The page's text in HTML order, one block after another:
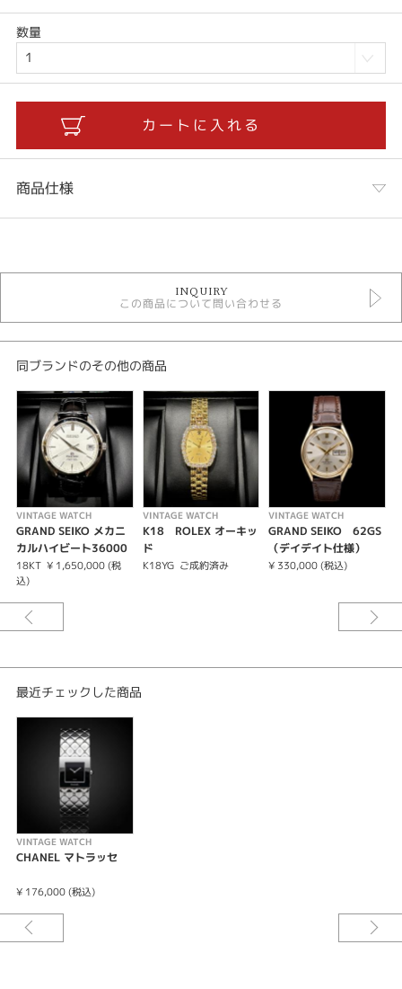
数量
商品仕様
時計
時計 ＞ クォーツ
時計 ＞ 三針
時計 ＞ 予算10万円
時計 ＞ レディース
ヴィンテージ時計
ヴィンテージ時計 ＞ ヴィンテージ lady's
紹介文
【ブランド名】シャネル
【モデル名】マトラッセ
【ムーブメント】クォーツ
【ケース径】19mm
【製造年代】1990年代～2000年初頭
【ケース素材】SS（ステンレス）
【ベルト素材】SS（ステンレス）
【付属品】なし
【ランク】A
シャネル（CHANEL）の歴史を語る上で欠かせない「マトラッセ」のデザイ
最大の特徴は、ふっくらとした格子柄を表現した立体的なブレスレット。ど
の角度から見ても美しく輝き、手元に華やかな気品を添えてくれます。対照
的に、文字盤はインデックスを省いた究極のミニマリズムを追求。
現在は生産終了となっているものの、その完成されたデザインからヴィンテ
ージ市場で今なお高い人気を誇ります。時計の枠を超え、一生物の「ブレス
レットジュエリー」としてお迎えいただきたい逸品です。
INQUIRY
この商品について問い合わせる
同ブランドのその他の商品
VINTAGE WATCH
GRAND SEIKO メカニ
カルハイビート36000
SBGH019 9S85-00H0
K18W...
18KT ¥ 1,650,000 (税
込)
VINTAGE WATCH
K18 ROLEX オーキッ
ド
K18YG ご成約済み
VINTAGE WATCH
GRAND SEIKO 62GS
（デイデイト仕様）
¥ 330,000 (税込)
最近チェックした商品
VINTAGE WATCH
CHANEL マトラッセ
¥ 176,000 (税込)